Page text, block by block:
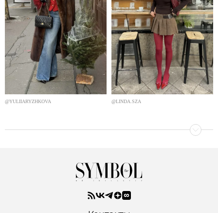
@YULIIARYZHKOVA @LINDA.SZA